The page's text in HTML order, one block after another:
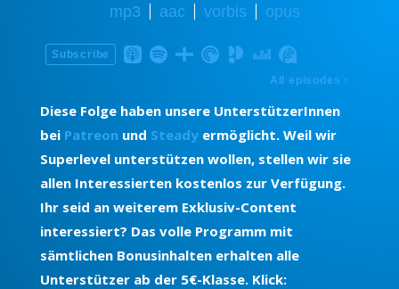
Diese Folge haben unsere UnterstützerInnen
bei Patreon und Steadyermöglicht. Weil wir
Superlevel unterstützen wollen, stellen wir sie
allen Interessierten kostenlos zur Verfügung.
Ihr seid an weiterem Exklusiv-Content
interessiert? Das volle Programm mit
sämtlichen Bonusinhalten erhalten alle
Unterstützer ab der 5€-Klasse. Klick: